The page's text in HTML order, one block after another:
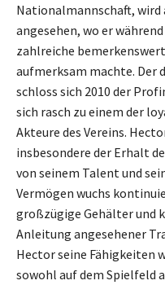
Nationalmannschaft, wird
angesehen, wo er
zahlreiche
aufmerksam machte.
schloss sich 2010 der
sich rasch zu einem der
Akteure des Vereins.
insbesondere der Erhalt
von seinem Talent und
Vermögen wuchs
großzügige Gehälter und
Anleitung angesehener
Hector seine Fähigkeiten
sowohl auf dem Spielfeld